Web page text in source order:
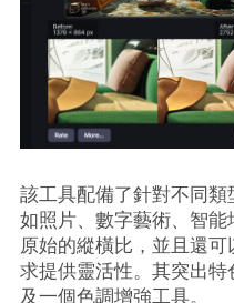
該工具配備了針對不同類
如照片、數字藝術、智
原始的縱橫比，並且還
求提供靈活性。其突出
及一個色調增強工具。